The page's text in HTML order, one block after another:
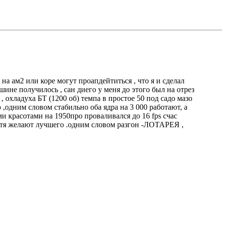
ам2 или коре могут проапдейтиться , что я и сделал
получилось , сан диего у меня до этого был на отрез
охладуха БТ (1200 об) темпа в простое 50 под садо мазо
словом стабильно оба ядра на 3 000 работают, а
красотами на 1950про проваливался до 16 fps счас
желают лучшего .одним словом разгон -ЛОТАРЕЯ ,